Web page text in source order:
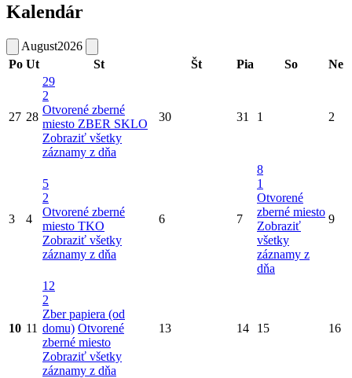
Kalendár
August2026
Po Ut St Št Pia So Ne
27 28
29
2
Otvorené zberné
miesto ZBER SKLO
Zobraziť všetky
záznamy z dňa
30 31 1 2
3 4
5
2
Otvorené zberné
miesto TKO
Zobraziť všetky
záznamy z dňa
6 7
8
1
Otvorené
zberné miesto
Zobraziť
všetky
záznamy z
dňa
9
10 11
12
2
Zber papiera (od
domu) Otvorené
zberné miesto
Zobraziť všetky
záznamy z dňa
13 14 15 16